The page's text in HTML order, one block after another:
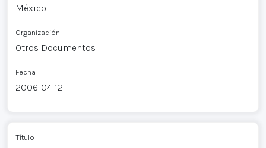
México
Organización
Otros Documentos
Fecha
2006-04-12
Título